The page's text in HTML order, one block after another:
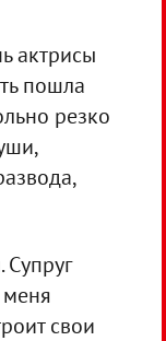
актрисы
пошла
резко
свои